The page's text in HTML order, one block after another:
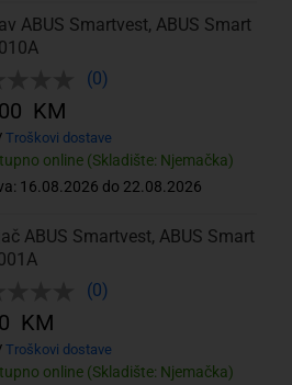
ABUS Smartvest, ABUS Smart
(0)
online (Skladište: Njemačka)
16.08.2026 do 22.08.2026
KM
Troškovi dostave
ABUS Smartvest, ABUS Smart
(0)
online (Skladište: Njemačka)
KM
Troškovi dostave